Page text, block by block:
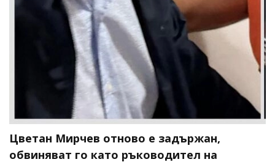
Цветан Мирчев отново е задържан,
обвиняват го като ръководител на